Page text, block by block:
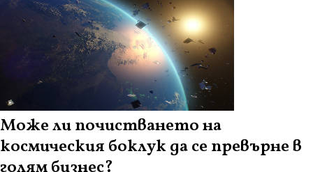
Може ли почистването на
космическия боклук да се превърне в